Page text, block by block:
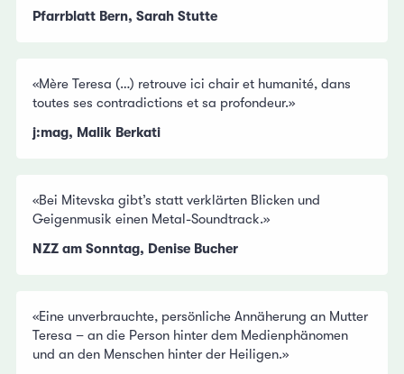
Pfarrblatt Bern, Sarah Stutte
«Mère Teresa (…) retrouve ici chair et humanité, dans
toutes ses contradictions et sa profondeur.»
j:mag, Malik Berkati
«Bei Mitevska gibt’s statt verklärten Blicken und
Geigenmusik einen Metal-Soundtrack.»
NZZ am Sonntag, Denise Bucher
«Eine unverbrauchte, persönliche Annäherung an Mutter
Teresa – an die Person hinter dem Medienphänomen
und an den Menschen hinter der Heiligen.»